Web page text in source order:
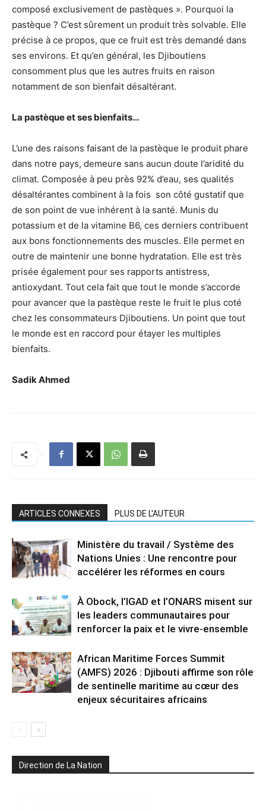
composé exclusivement de pastèques ». Pourquoi la
pastèque ? C’est sûrement un produit très solvable. Elle
précise à ce propos, que ce fruit est très demandé dans
ses environs. Et qu’en général, les Djiboutiens
consomment plus que les autres fruits en raison
notamment de son bienfait désaltérant.
La pastèque et ses bienfaits…
L’une des raisons faisant de la pastèque le produit phare
dans notre pays, demeure sans aucun doute l’aridité du
climat. Composée à peu près 92% d’eau, ses qualités
désaltérantes combinent à la fois son côté gustatif que
de son point de vue inhérent à la santé. Munis du
potassium et de la vitamine B6, ces derniers contribuent
aux bons fonctionnements des muscles. Elle permet en
outre de maintenir une bonne hydratation. Elle est très
prisée également pour ses rapports antistress,
antioxydant. Tout cela fait que tout le monde s’accorde
pour avancer que la pastèque reste le fruit le plus coté
chez les consommateurs Djiboutiens. Un point que tout
le monde est en raccord pour étayer les multiples
bienfaits.
Sadik Ahmed
ARTICLES CONNEXES PLUS DE L'AUTEUR
Ministère du travail / Système des
Nations Unies : Une rencontre pour
accélérer les réformes en cours
À Obock, l’IGAD et l’ONARS misent sur
les leaders communautaires pour
renforcer la paix et le vivre-ensemble
African Maritime Forces Summit
(AMFS) 2026 : Djibouti affirme son rôle
de sentinelle maritime au cœur des
enjeux sécuritaires africains
Direction de La Nation